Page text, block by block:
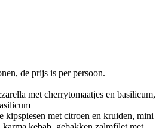
de prijs is per persoon.
met cherrytomaatjes en basilicum,
kipspiesen met citroen en kruiden, mini